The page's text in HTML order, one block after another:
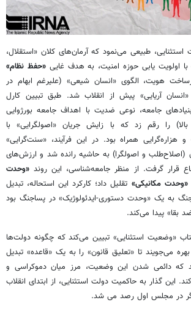
طبیعی می‌نمود که آرمان‌های کلان «استقلال،
با اولویت یابی حوزه امنیت، به هدف غایی«حفظ نظام»
هویت، الگوی «انسان شیعی» (علیرغم ابهام در
آریایی» پیش از انقلاب شد. طبق تبیین کارل
جامعه، نوعی ضدیت با اهداف جامعه بورژوایی
را رقم زد که با زایش جریان «اصولگرایی» با
و هزاره‌گرایی همراه بود. در این فرآیند، «سنت‌گرایی»
و اصولگرا) به حاشیه رانده شد و ارزش‌های
قرار گرفت. از منظر جامعه‌شناسی، این روند «وحدت
«وحدت مکانیکی» تقلیل داد؛ کارکرد این استحاله، تبدیل
به یک «وحدت دستوری-ایدئولوژیک» در پساجنگ بود
بقا» پیدا می‌کند.
«وضعیت استثنایی» تبیین می‌کند که چگونه دولت‌ها
می‌جویند تا «تعلیق قانون» را به یک «قاعده» تبدیل
که دائمی شدن این وضعیت، مرز میان دموکراسی و
این گذار به حاکمیت دولت استثنایی، از ابتدای انقلاب
نگر در مجلس اول رصد می شد.